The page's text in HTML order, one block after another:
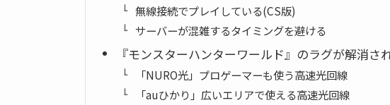
無線接続でプレイしている(CS版)
サーバーが混雑するタイミングを避ける
『モンスターハンターワールド』のラグが解消
「NURO光」プロゲーマーも使う高速光回線
「auひかり」広いエリアで使える高速光回線